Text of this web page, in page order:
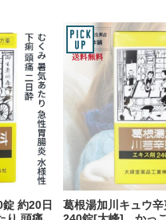
約20日
葛根湯加川キュウ